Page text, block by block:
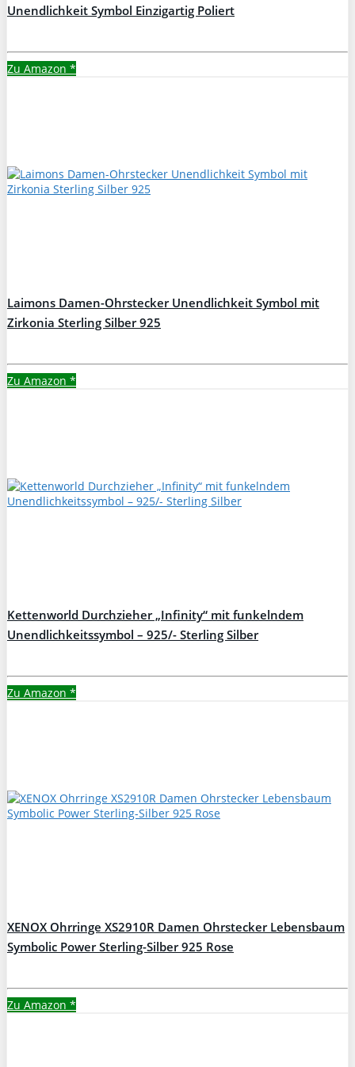
Unendlichkeit Symbol Einzigartig Poliert
Zu Amazon *
Laimons Damen-Ohrstecker Unendlichkeit Symbol mit
Zirkonia Sterling Silber 925
Zu Amazon *
Kettenworld Durchzieher „Infinity“ mit funkelndem
Unendlichkeitssymbol – 925/- Sterling Silber
Zu Amazon *
XENOX Ohrringe XS2910R Damen Ohrstecker Lebensbaum
Symbolic Power Sterling-Silber 925 Rose
Zu Amazon *